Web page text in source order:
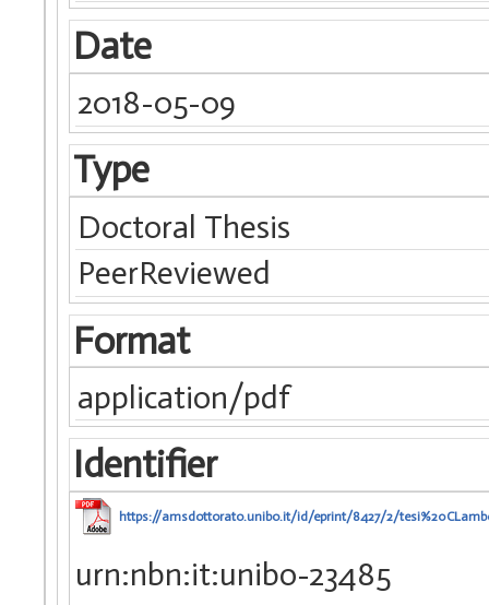
Date
2018-05-09
Type
Doctoral Thesis
PeerReviewed
Format
application/pdf
Identifier
https://amsdottorato.unibo.it/id/eprint/8427/2/
urn:nbn:it:unibo-23485